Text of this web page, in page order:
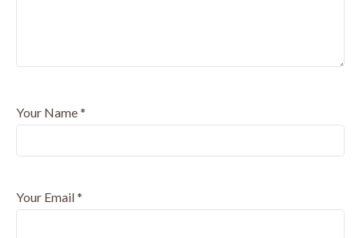
Your Name*
Your Email*